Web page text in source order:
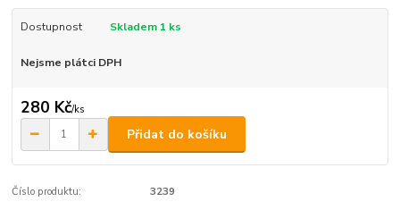
Dostupnost Skladem 1 ks
Nejsme plátci DPH
280 Kč/ks
Přidat do košíku
Číslo produktu: 3239